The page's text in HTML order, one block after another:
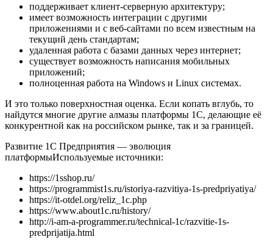
поддерживает клиент-серверную архитектуру;
имеет возможность интеграции с другими
приложениями и с веб-сайтами по всем известным на
текущий день стандартам;
удаленная работа с базами данных через интернет;
существует возможность написания мобильных
приложений;
полноценная работа на Windows и Linux системах.
И это только поверхностная оценка. Если копать вглубь, то
найдутся многие другие алмазы платформы 1С, делающие её
конкурентной как на российском рынке, так и за границей.
Развитие 1С Предприятия — эволюция
платформыИспользуемые источники:
https://1sshop.ru/
https://programmist1s.ru/istoriya-razvitiya-1s-predpriyatiya/
https://it-otdel.org/reliz_1c.php
https://www.about1c.ru/history/
http://i-am-a-programmer.ru/technical-1c/razvitie-1s-
predprijatija.html